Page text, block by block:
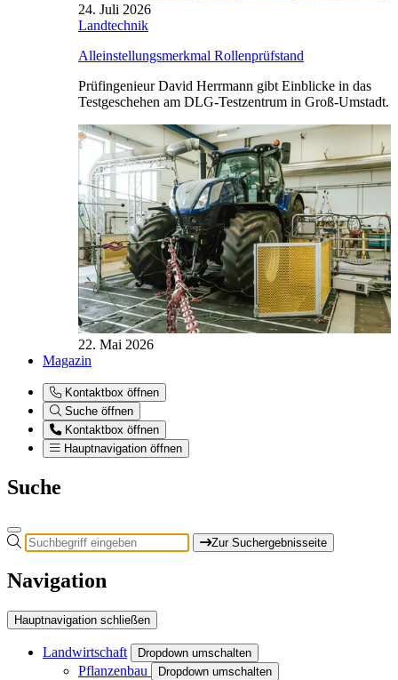
24. Juli 2026
Landtechnik
Alleinstellungsmerkmal Rollenprüfstand
Prüfingenieur David Herrmann gibt Einblicke in das
Testgeschehen am DLG-Testzentrum in Groß-Umstadt.
22. Mai 2026
Magazin
Kontaktbox öffnen
Suche öffnen
Kontaktbox öffnen
Hauptnavigation öffnen
Suche
Zur Suchergebnisseite
Navigation
Hauptnavigation schließen
Landwirtschaft Dropdown umschalten
Pflanzenbau Dropdown umschalten